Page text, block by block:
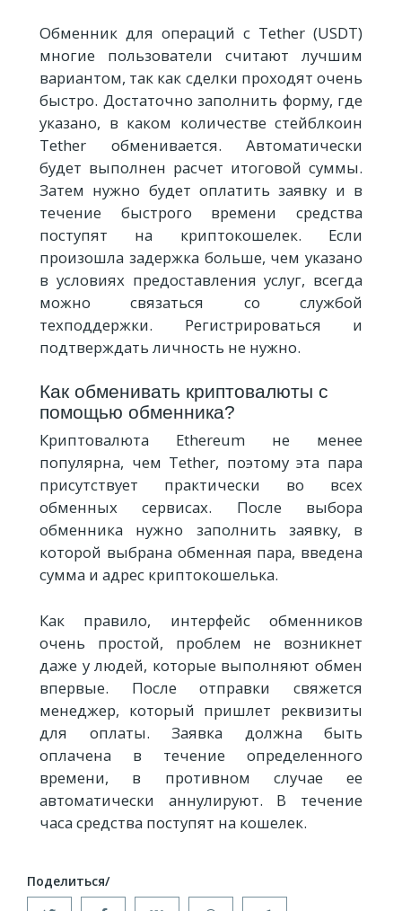
Обменник для операций с Tether (USDT)
многие пользователи считают лучшим
вариантом, так как сделки проходят очень
быстро. Достаточно заполнить форму, где
указано, в каком количестве стейблкоин
Tether обменивается. Автоматически
будет выполнен расчет итоговой суммы.
Затем нужно будет оплатить заявку и в
течение быстрого времени средства
поступят на криптокошелек. Если
произошла задержка больше, чем указано
в условиях предоставления услуг, всегда
можно связаться со службой
техподдержки. Регистрироваться и
подтверждать личность не нужно.
Как обменивать криптовалюты с
помощью обменника?
Криптовалюта Ethereum не менее
популярна, чем Tether, поэтому эта пара
присутствует практически во всех
обменных сервисах. После выбора
обменника нужно заполнить заявку, в
которой выбрана обменная пара, введена
сумма и адрес криптокошелька.
Как правило, интерфейс обменников
очень простой, проблем не возникнет
даже у людей, которые выполняют обмен
впервые. После отправки свяжется
менеджер, который пришлет реквизиты
для оплаты. Заявка должна быть
оплачена в течение определенного
времени, в противном случае ее
автоматически аннулируют. В течение
часа средства поступят на кошелек.